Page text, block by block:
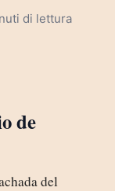
di lettura
de
del